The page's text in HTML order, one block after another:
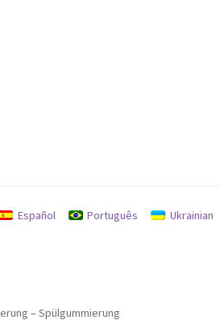
Español Português Ukrainian
– Spülgummierung